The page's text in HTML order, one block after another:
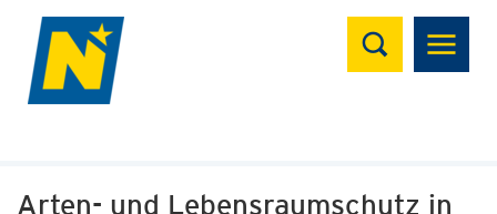
Suchen
Arten- und Lebensraumschutz in